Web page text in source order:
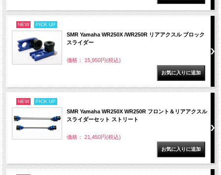
NEW PICK UP
SMR Yamaha WR250X /WR250R リアアクスル ブロック
スライダー
価格： 15,950円(税込)
NEW PICK UP
SMR Yamaha WR250X WR250R フロント＆リアアクスル
スライダーセット ストリート
価格： 21,450円(税込)